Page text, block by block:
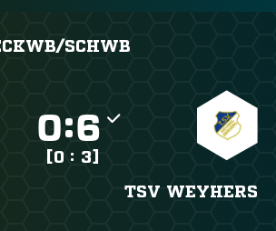
​SCHWB
:
[0 : 3]
TSV WEYHERS